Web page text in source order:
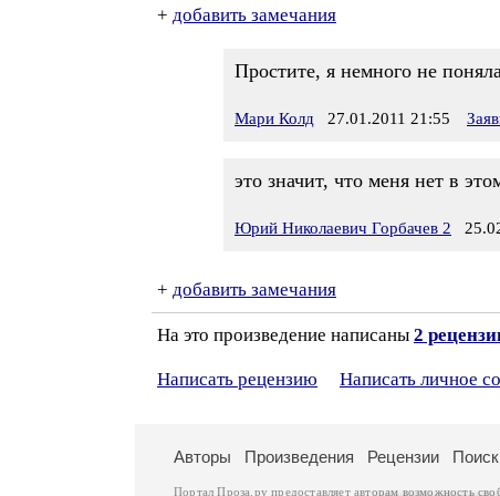
+ добавить замечания
Простите, я немного не
Мари Колд 27.01.2011 21:55
это значит, что меня нет в
Юрий Николаевич Горбачев 2
+ добавить замечания
На это произведение написаны 2
Написать рецензию Написать личное
Авторы Произведения Рецензии Поиск
Портал Проза.ру предоставляет авторам возможность